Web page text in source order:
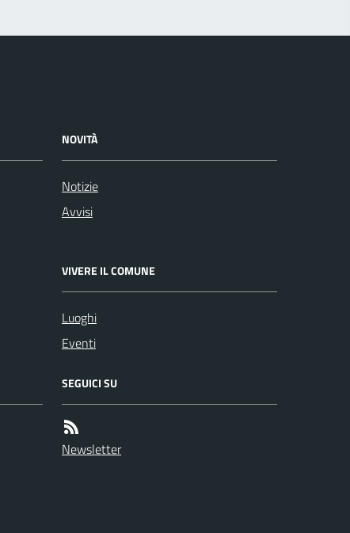
NOVITÀ
Notizie
Avvisi
VIVERE IL COMUNE
Luoghi
Eventi
SEGUICI SU
Newsletter